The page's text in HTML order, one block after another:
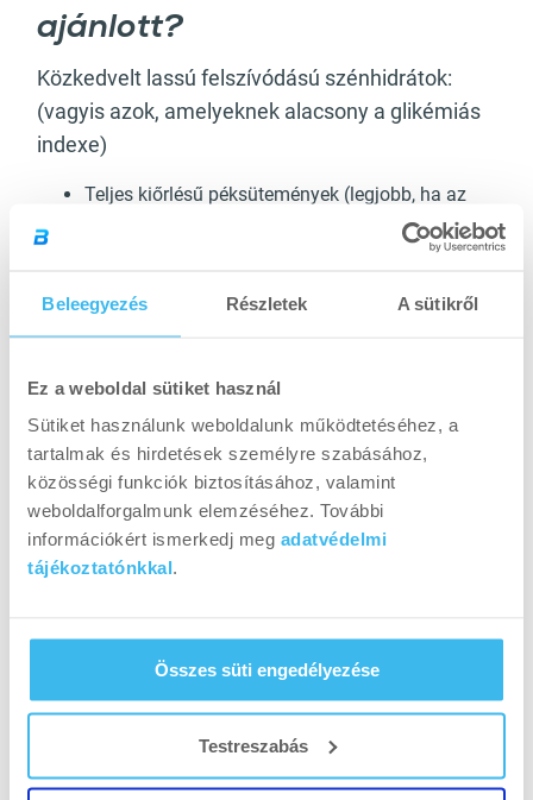
Beleegyezés Részletek A sütikről
Ez a weboldal sütiket használ
Sütiket használunk weboldalunk működtetéséhez, a
tartalmak és hirdetések személyre szabásához,
közösségi funkciók biztosításához, valamint
weboldalforgalmunk elemzéséhez. További
információkért ismerkedj meg adatvédelmi
tájékoztatónkkal.
Összes süti engedélyezése
Testreszabás
ajánlott?
Közkedvelt lassú felszívódású szénhidrátok:
(vagyis azok, amelyeknek alacsony a glikémiás
indexe)
Teljes kiőrlésű péksütemények (legjobb, ha az
összetevők között első helyen szerepel a tk. liszt,
Alternatív köretek: bulgur, hajdina, amaránt, teff,
quinoa.
szénhidráttartalommal bír, erre azért érdemes
figyelni, pl.: kukorica, zöldborsó, krumpli).
Az összes magféle (azt már tudhatod, hogy
ezeknek rendkívül magas a zsírtartalma, és 5-
600 kalóriát simán elnassolsz, anélkül, hogy
észrevennéd, de néhányra a szénhidrát
összetétele miatt is ügyelni kell!).
elkészítésükhöz! Azonban azt is figyelembe kell
venni, hogy minél feldolgozottabb egy
élelmiszer, annál gyorsabbnak számít, tehát a
párolás, főzés vagy sütés során lassú marad, de